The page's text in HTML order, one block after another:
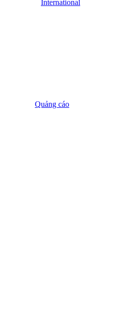
International
Quảng cáo